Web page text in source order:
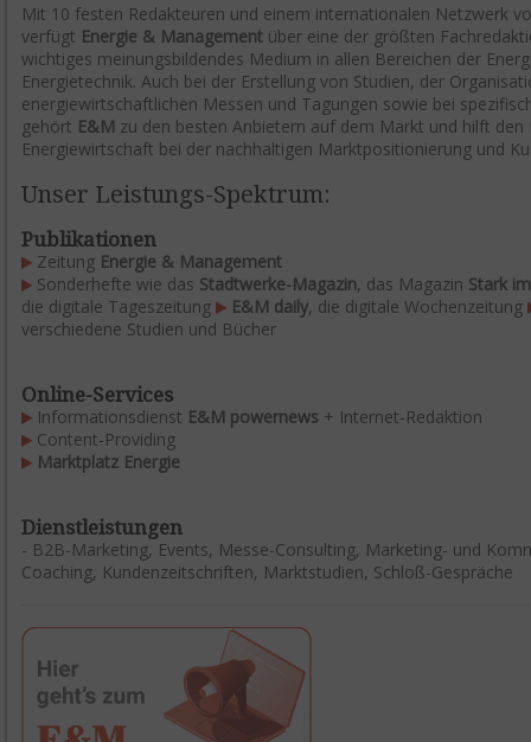
Mit 10 festen Redakteuren und einem internationalen Netzwerk
verfügt Energie & Management über eine der größten
wichtiges meinungsbildendes Medium in allen Bereichen der
Energietechnik. Auch bei der Erstellung von Studien, der
energiewirtschaftlichen Messen und Tagungen sowie bei
gehört E&M zu den besten Anbietern auf dem Markt und hilft den
Energiewirtschaft bei der nachhaltigen Marktpositionierung und
Unser Leistungs-Spektrum:
Publikationen
Zeitung Energie & Management
Sonderhefte wie das Stadtwerke-Magazin, das Magazin Stark
die digitale Tageszeitung E&M daily, die digitale Wochenzeitung
verschiedene Studien und Bücher
Online-Services
Informationsdienst E&M powernews + Internet-Redaktion
Content-Providing
Marktplatz Energie
Dienstleistungen
- B2B-Marketing, Events, Messe-Consulting, Marketing- und
Coaching, Kundenzeitschriften, Marktstudien, Schloß-Gespräche